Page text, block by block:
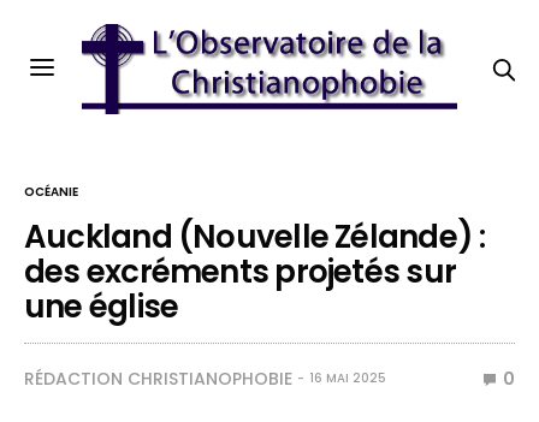
OCÉANIE
Auckland (Nouvelle Zélande) :
des excréments projetés sur
une église
RÉDACTION CHRISTIANOPHOBIE 16 MAI 2025 0